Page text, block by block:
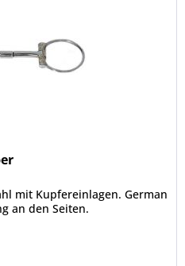
mit Kupfereinlagen. German
an den Seiten.